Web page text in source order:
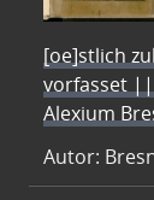
[oe]stlich
vorfasset ||
Alexium
Autor: